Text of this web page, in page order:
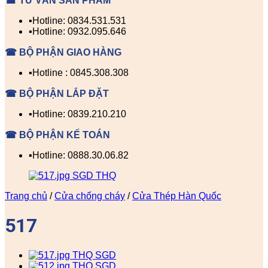
▪️Hotline: 0834.531.531
▪️Hotline: 0932.095.646
☎ BỘ PHẬN GIAO HÀNG
▪️Hotline : 0845.308.308
☎ BỘ PHẬN LẮP ĐẶT
▪️Hotline: 0839.210.210
☎ BỘ PHẬN KẾ TOÁN
▪️Hotline: 0888.30.06.82
Trang chủ / Cửa chống cháy / Cửa Thép Hàn Quốc
517